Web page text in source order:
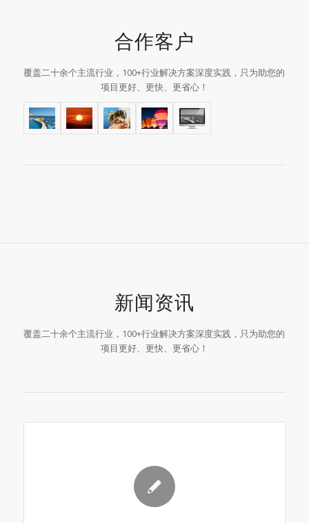
合作客户
覆盖二十余个主流行业，100+行业解决方案深度实践，只为助您的
项目更好、更快、更省心！
新闻资讯
覆盖二十余个主流行业，100+行业解决方案深度实践，只为助您的
项目更好、更快、更省心！